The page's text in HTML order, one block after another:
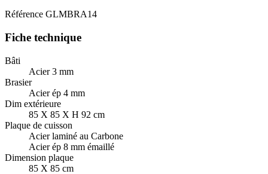
Référence GLMBRA14
Fiche technique
Bâti
Acier 3 mm
Brasier
Acier ép 4 mm
Dim extérieure
85 X 85 X H 92 cm
Plaque de cuisson
Acier laminé au Carbone
Acier ép 8 mm émaillé
Dimension plaque
85 X 85 cm